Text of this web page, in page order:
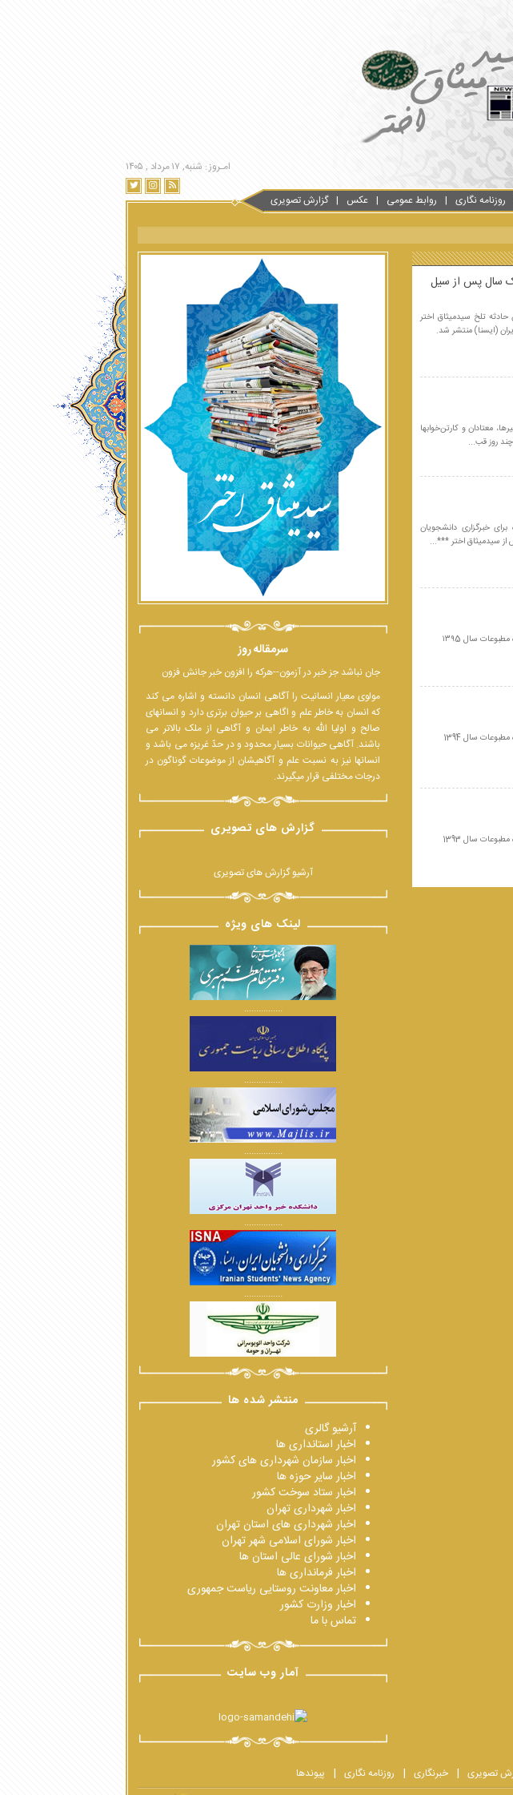
امـروز : شنبه, ۱۷ مرداد , ۱۴۰۵
روزنامه نگاری روابط عمومی عکس گزارش تصویری
یک سال پس از سیل
این حادثه تلخ سیدمیثاق اختر
(ایسنا) منتشر شد.
معتادان و کارتن‌خوابها
روز قب...
خبرگزاری دانشجویان
از سیدمیثاق اختر ***...
سال ۱۳۹5
سال 1394
سال 1393
سرمقاله روز
جان نباشد جز خبر در آزمون--هرکه را افزون خبر جانش فزون
مولوی معیار انسانیت را آگاهی انسان دانسته و اشاره می کند
که انسان به خاطر علم و اگاهی بر حیوان برتری دارد و انسانهای
صالح و اولیا الله به خاطر ایمان و آگاهی از ملک بالاتر می
باشند. آگاهی حیوانات بسیار محدود و در حدّ غریزه می باشد و
انسانها نیز به نسبت علم و آگاهیشان از موضوعات گوناگون در
درجات مختلفی قرار میگیرند.
گزارش های تصویری
آرشیو گزارش های تصویری
لینک های ویژه
................
................
................
................
................
منتشر شده ها
آرشیو گالری
اخبار استانداری ها
اخبار سازمان شهرداری های کشور
اخبار سایر حوزه ها
اخبار ستاد سوخت کشور
اخبار شهرداری تهران
اخبار شهرداری های استان تهران
اخبار شورای اسلامی شهر تهران
اخبار شورای عالی استان ها
اخبار فرمانداری ها
اخبار معاونت روستایی ریاست جمهوری
اخبار وزارت کشور
تماس با ما
آمار وب سایت
تصویری خبرنگاری روزنامه نگاری پیوندها